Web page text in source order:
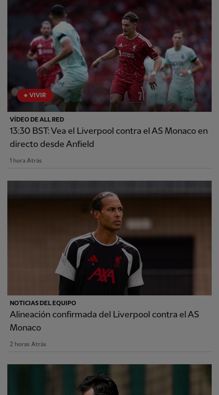
VIVIR
VÍDEO DE ALL RED
13:30 BST: Vea el Liverpool contra el AS Monaco en
directo desde Anfield
1 hora Atrás
NOTICIAS DEL EQUIPO
Alineación confirmada del Liverpool contra el AS
Monaco
2 horas Atrás